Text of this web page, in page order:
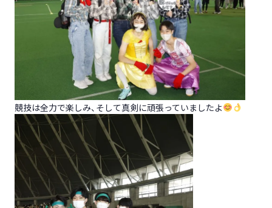
競技は全力で楽しみ、そして真剣に頑張っていましたよ